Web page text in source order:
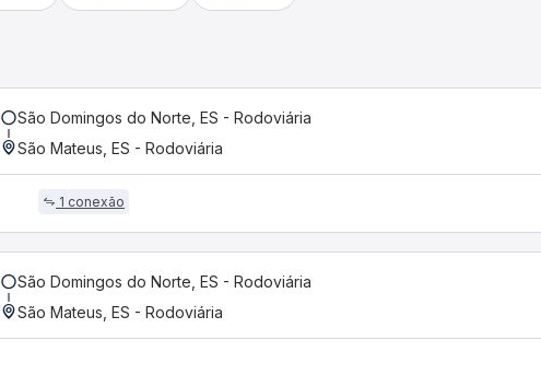
São Domingos do Norte, ES - Rodoviária
São Mateus, ES - Rodoviária
1 conexão
São Domingos do Norte, ES - Rodoviária
São Mateus, ES - Rodoviária